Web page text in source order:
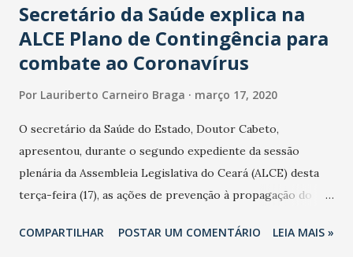
Secretário da Saúde explica na
ALCE Plano de Contingência para
combate ao Coronavírus
Por Lauriberto Carneiro Braga março 17, 2020
O secretário da Saúde do Estado, Doutor Cabeto,
apresentou, durante o segundo expediente da sessão
plenária da Assembleia Legislativa do Ceará (ALCE) desta
terça-feira (17), as ações de prevenção à propagação do
adotadas pelo Governo do Estado na contenção da
COMPARTILHAR POSTAR UM COMENTÁRIO LEIA MAIS »